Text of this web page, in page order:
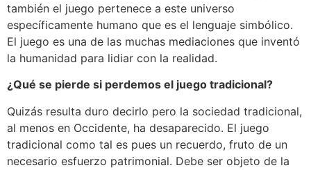
también el juego pertenece a este universo
específicamente humano que es el lenguaje simbólico.
El juego es una de las muchas mediaciones que inventó
la humanidad para lidiar con la realidad.
¿Qué se pierde si perdemos el juego tradicional?
Quizás resulta duro decirlo pero la sociedad tradicional,
al menos en Occidente, ha desaparecido. El juego
tradicional como tal es pues un recuerdo, fruto de un
necesario esfuerzo patrimonial. Debe ser objeto de la